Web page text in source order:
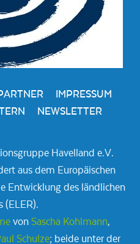
IMPRESSUM
NEWSLETTER
Havelland e.V.
aus dem Europäischen
Entwicklung des ländlichen
(ELER).
von Sascha Kohlmann,
Schulze; beide unter der